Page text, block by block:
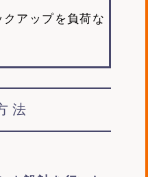
アップを負荷な
法